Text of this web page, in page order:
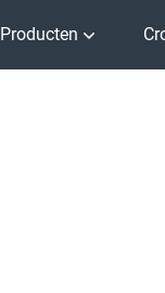
Producten